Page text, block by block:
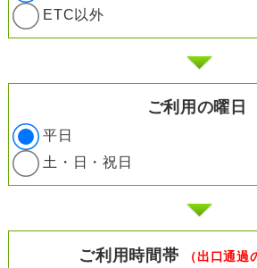
ETC以外
ご利用の曜日
平日
土・日・祝日
ご利用時間帯 （出口通過